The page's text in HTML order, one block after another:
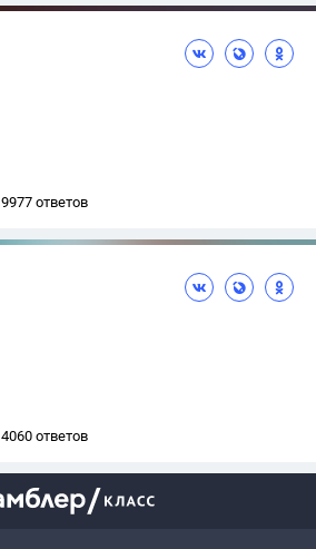
9977 ответов
4060 ответов